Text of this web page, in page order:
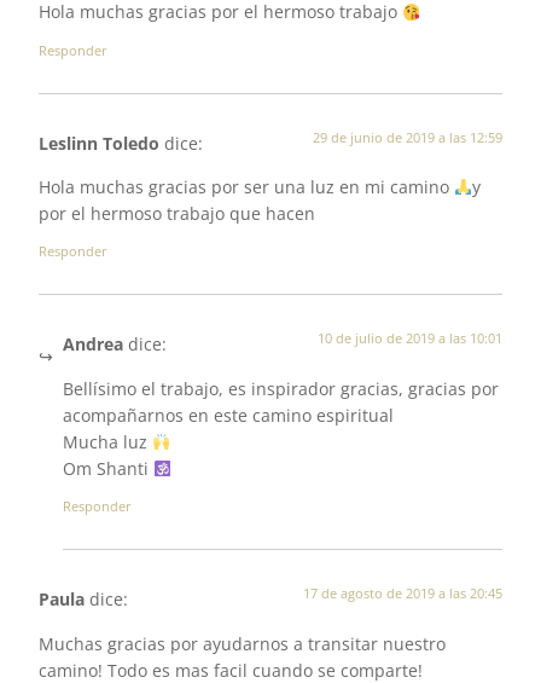
Hola muchas gracias por el hermoso trabajo
Responder
Leslinn Toledo dice: 29 de junio de 2019 a las 12:59
Hola muchas gracias por ser una luz en mi camino
y
por el hermoso trabajo que hacen
Responder
Andrea dice: 10 de julio de 2019 a las 10:01
Bellísimo el trabajo, es inspirador gracias, gracias por
acompañarnos en este camino espiritual
Mucha luz
Om Shanti
Responder
Paula dice: 17 de agosto de 2019 a las 20:45
Muchas gracias por ayudarnos a transitar nuestro
camino! Todo es mas facil cuando se comparte!